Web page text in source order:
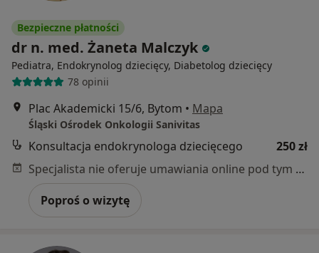
Bezpieczne płatności
dr n. med. Żaneta Malczyk
Pediatra, Endokrynolog dziecięcy, Diabetolog dziecięcy
78 opinii
Plac Akademicki 15/6, Bytom • Mapa
Śląski Ośrodek Onkologii Sanivitas
Konsultacja endokrynologa dziecięcego
250 zł
Specjalista nie oferuje umawiania online pod tym adresem.
Poproś o wizytę